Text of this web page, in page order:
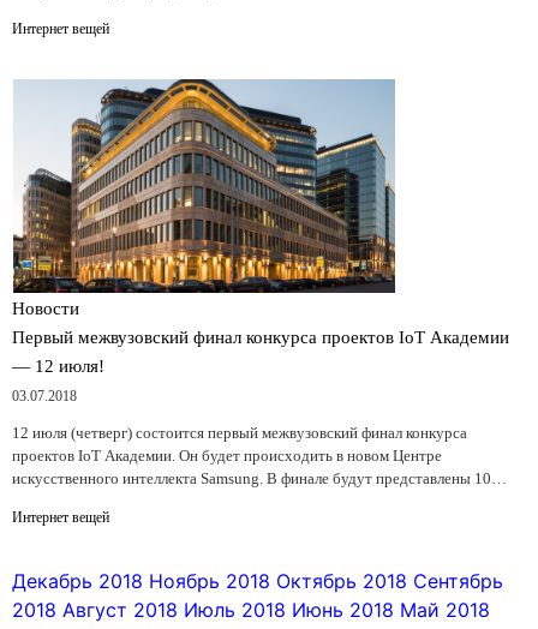
Интернет вещей
Новости
Первый межвузовский финал конкурса проектов IoT Академии
— 12 июля!
03.07.2018
12 июля (четверг) состоится первый межвузовский финал конкурса
проектов IoT Академии. Он будет происходить в новом Центре
искусственного интеллекта Samsung. В финале будут представлены 10…
Интернет вещей
Декабрь 2018 Ноябрь 2018 Октябрь 2018 Сентябрь
2018 Август 2018 Июль 2018 Июнь 2018 Май 2018